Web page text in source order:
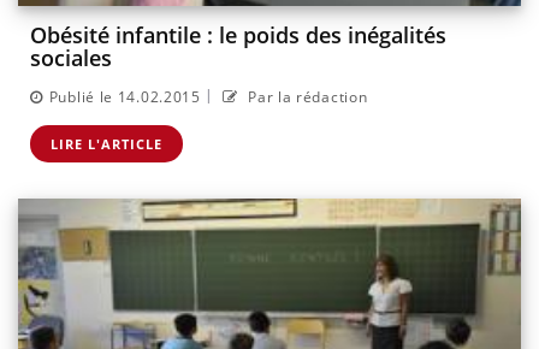
Obésité infantile : le poids des inégalités
sociales
Publié le 14.02.2015 | Par la rédaction
LIRE L'ARTICLE